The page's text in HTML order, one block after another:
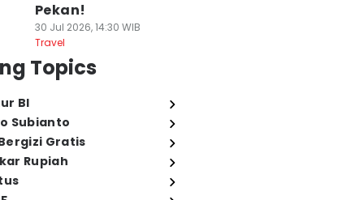
Pekan!
30 Jul 2026, 14:30 WIB
Travel
Topics
BI
Subianto
Gratis
Rupiah